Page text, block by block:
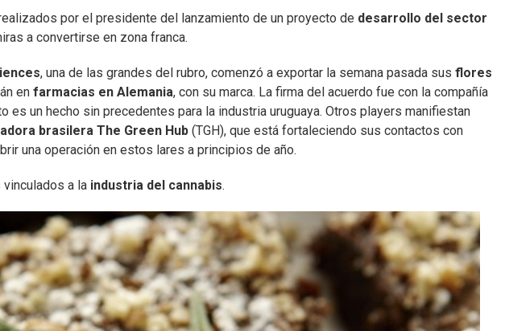
por el presidente del lanzamiento de un proyecto de desarrollo del sector
a convertirse en zona franca.
, una de las grandes del rubro, comenzó a exportar la semana pasada sus flores
en farmacias en Alemania, con su marca. La firma del acuerdo fue con la compañía
es un hecho sin precedentes para la industria uruguaya. Otros players manifiestan
brasilera The Green Hub (TGH), que está fortaleciendo sus contactos con
una operación en estos lares a principios de año.
vinculados a la industria del cannabis.